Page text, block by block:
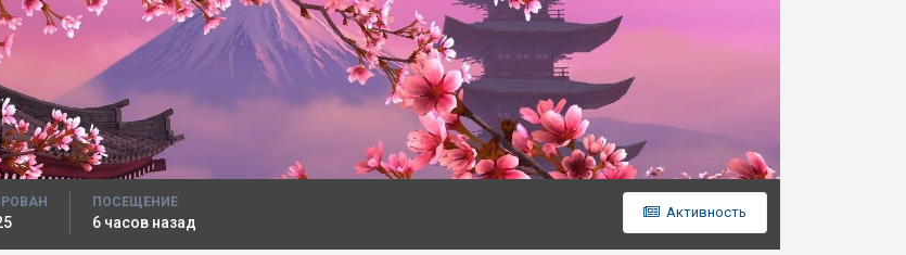
Активность
ПОСЕЩЕНИЕ
6 часов назад